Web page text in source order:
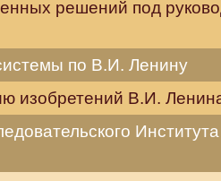
решений под
по В.И. Ленину
изобретений В.И.
Института